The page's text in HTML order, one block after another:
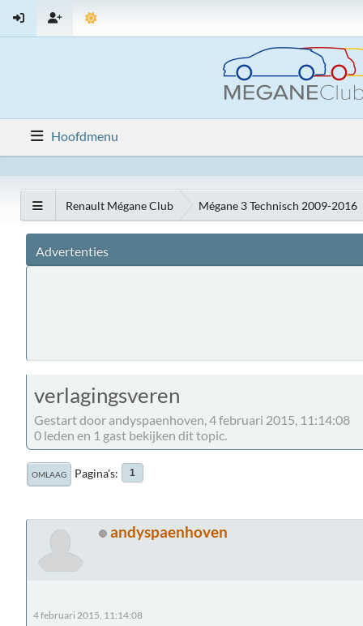
Hoofdmenu
Renault Mégane Club Mégane 3 Technisch 2009-2016
Advertenties
verlagingsveren
Gestart door andyspaenhoven, 4 februari 2015, 11:14:08
0 leden en 1 gast bekijken dit topic.
OMLAAG Pagina's 1
andyspaenhoven
4 februari 2015, 11:14:08